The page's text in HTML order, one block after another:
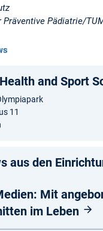
Pädiatrie/
and Sport
11
aus den
Mit
im Leben